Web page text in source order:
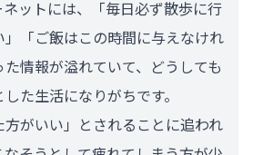
ットには、「毎日必ず散歩に行
「ご飯はこの時間に与えなけれ
情報が溢れていて、どうしても
た生活になりがちです。
がいい」とされることに追われ